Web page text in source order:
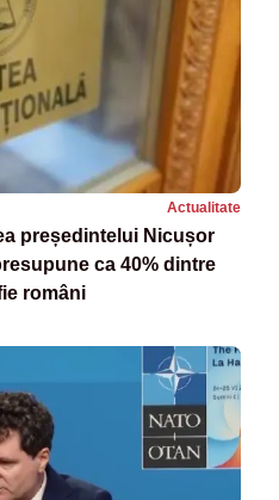
Actualitate
președintelui Nicușor
ca 40% dintre
români